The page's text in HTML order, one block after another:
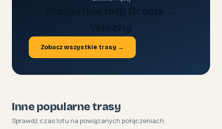
Zobacz wszystkie trasy →
Inne popularne trasy
Sprawdź czas lotu na powiązanych połączeniach.